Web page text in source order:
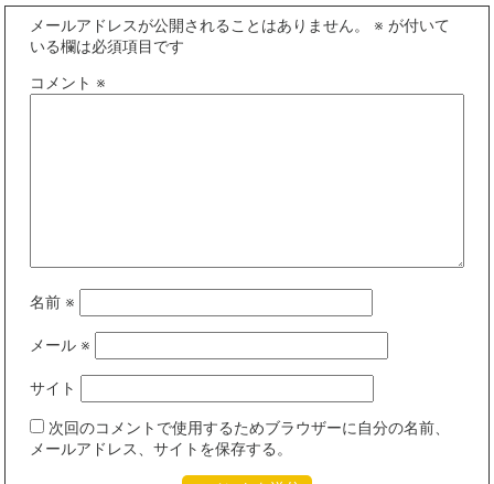
メールアドレスが公開されることはありません。 ※ が付いて
いる欄は必須項目です
コメント ※
名前 ※
メール ※
サイト
次回のコメントで使用するためブラウザーに自分の名前、
メールアドレス、サイトを保存する。